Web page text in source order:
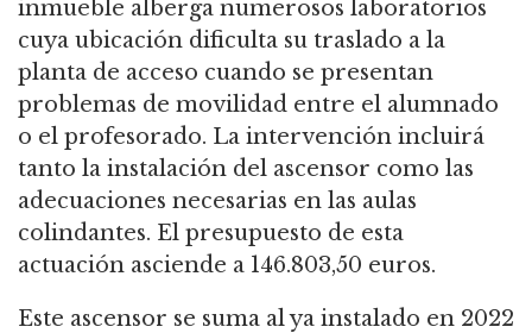
inmueble alberga numerosos laboratorios
cuya ubicación dificulta su traslado a la
planta de acceso cuando se presentan
problemas de movilidad entre el alumnado
o el profesorado. La intervención incluirá
tanto la instalación del ascensor como las
adecuaciones necesarias en las aulas
colindantes. El presupuesto de esta
actuación asciende a 146.803,50 euros.
Este ascensor se suma al ya instalado en 2022